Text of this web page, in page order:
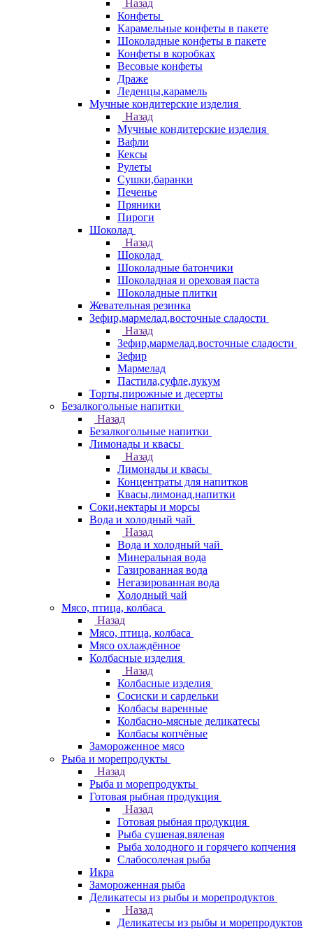
Назад
Конфеты
Карамельные конфеты в пакете
Шоколадные конфеты в пакете
Конфеты в коробках
Весовые конфеты
Драже
Леденцы,карамель
Мучные кондитерские изделия
Назад
Мучные кондитерские изделия
Вафли
Кексы
Рулеты
Сушки,баранки
Печенье
Пряники
Пироги
Шоколад
Назад
Шоколад
Шоколадные батончики
Шоколадная и ореховая паста
Шоколадные плитки
Жевательная резинка
Зефир,мармелад,восточные сладости
Назад
Зефир,мармелад,восточные сладости
Зефир
Мармелад
Пастила,суфле,лукум
Торты,пирожные и десерты
Безалкогольные напитки
Назад
Безалкогольные напитки
Лимонады и квасы
Назад
Лимонады и квасы
Концентраты для напитков
Квасы,лимонад,напитки
Соки,нектары и морсы
Вода и холодный чай
Назад
Вода и холодный чай
Минеральная вода
Газированная вода
Негазированная вода
Холодный чай
Мясо, птица, колбаса
Назад
Мясо, птица, колбаса
Мясо охлаждённое
Колбасные изделия
Назад
Колбасные изделия
Сосиски и сардельки
Колбасы варенные
Колбасно-мясные деликатесы
Колбасы копчёные
Замороженное мясо
Рыба и морепродукты
Назад
Рыба и морепродукты
Готовая рыбная продукция
Назад
Готовая рыбная продукция
Рыба сушеная,вяленая
Рыба холодного и горячего копчения
Слабосоленая рыба
Икра
Замороженная рыба
Деликатесы из рыбы и морепродуктов
Назад
Деликатесы из рыбы и морепродуктов